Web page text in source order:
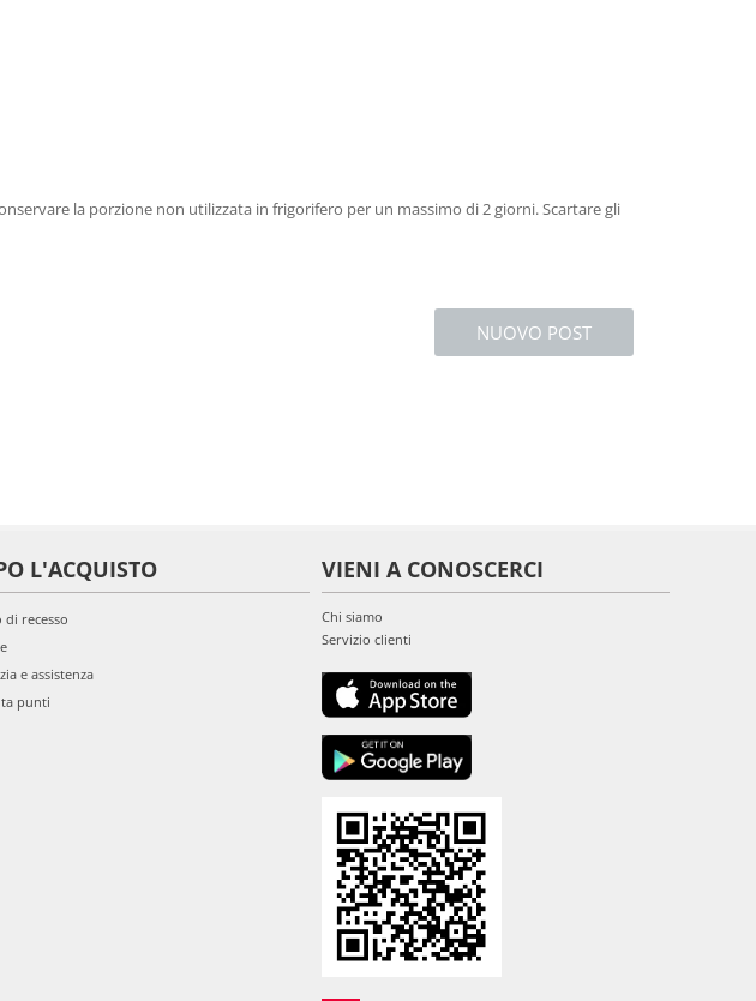
la porzione non utilizzata in frigorifero per un massimo di 2 giorni. Scartare gli
NUOVO POST
L'ACQUISTO
recesso
e assistenza
punti
VIENI A CONOSCERCI
Chi siamo
Servizio clienti